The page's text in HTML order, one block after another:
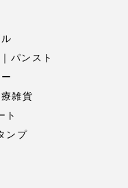
パンスト
雑貨
ト
ンプ